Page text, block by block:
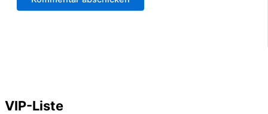
VIP-Liste